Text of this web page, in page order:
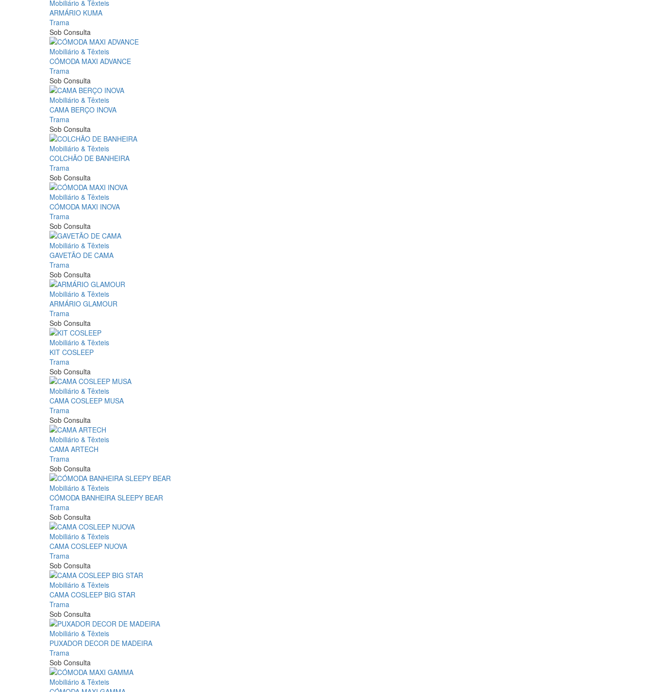
Mobiliário & Têxteis
ARMÁRIO KUMA
Trama
Sob Consulta
Mobiliário & Têxteis
CÓMODA MAXI ADVANCE
Trama
Sob Consulta
Mobiliário & Têxteis
CAMA BERÇO INOVA
Trama
Sob Consulta
Mobiliário & Têxteis
COLCHÃO DE BANHEIRA
Trama
Sob Consulta
Mobiliário & Têxteis
CÓMODA MAXI INOVA
Trama
Sob Consulta
Mobiliário & Têxteis
GAVETÃO DE CAMA
Trama
Sob Consulta
Mobiliário & Têxteis
ARMÁRIO GLAMOUR
Trama
Sob Consulta
Mobiliário & Têxteis
KIT COSLEEP
Trama
Sob Consulta
Mobiliário & Têxteis
CAMA COSLEEP MUSA
Trama
Sob Consulta
Mobiliário & Têxteis
CAMA ARTECH
Trama
Sob Consulta
Mobiliário & Têxteis
CÓMODA BANHEIRA SLEEPY BEAR
Trama
Sob Consulta
Mobiliário & Têxteis
CAMA COSLEEP NUOVA
Trama
Sob Consulta
Mobiliário & Têxteis
CAMA COSLEEP BIG STAR
Trama
Sob Consulta
Mobiliário & Têxteis
PUXADOR DECOR DE MADEIRA
Trama
Sob Consulta
Mobiliário & Têxteis